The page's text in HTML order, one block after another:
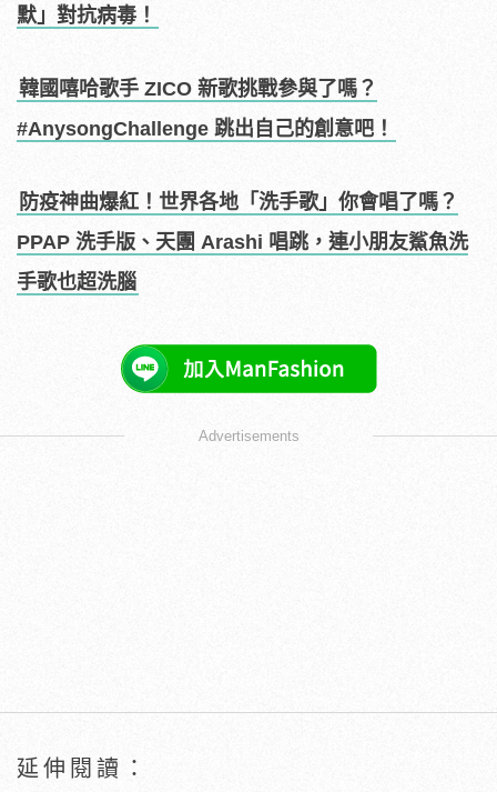
默」對抗病毒！
韓國嘻哈歌手 ZICO 新歌挑戰參與了嗎？
#AnysongChallenge 跳出自己的創意吧！
防疫神曲爆紅！世界各地「洗手歌」你會唱了嗎？
PPAP 洗手版、天團 Arashi 唱跳，連小朋友鯊魚洗
手歌也超洗腦
Advertisements
延伸閱讀：